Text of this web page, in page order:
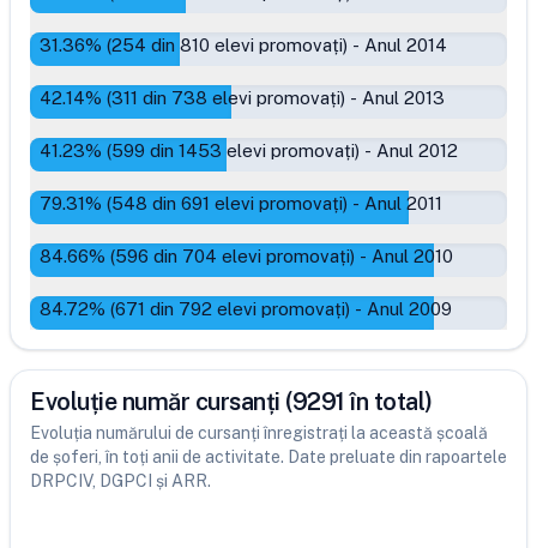
31.36% (254 din 810 elevi promovați) - Anul 2014
42.14% (311 din 738 elevi promovați) - Anul 2013
41.23% (599 din 1453 elevi promovați) - Anul 2012
79.31% (548 din 691 elevi promovați) - Anul 2011
84.66% (596 din 704 elevi promovați) - Anul 2010
84.72% (671 din 792 elevi promovați) - Anul 2009
Evoluție număr cursanți (9291 în total)
Evoluția numărului de cursanți înregistrați la această școală
de șoferi, în toți anii de activitate. Date preluate din rapoartele
DRPCIV, DGPCI și ARR.